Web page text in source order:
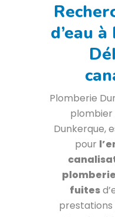
d’eau
Plomberie
plombier
Dunkerque,
pour
fuites
prestations